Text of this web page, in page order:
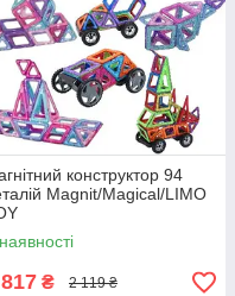
конструктор 94
Magnit/Magical/LIMO
₴ 2 119 ₴